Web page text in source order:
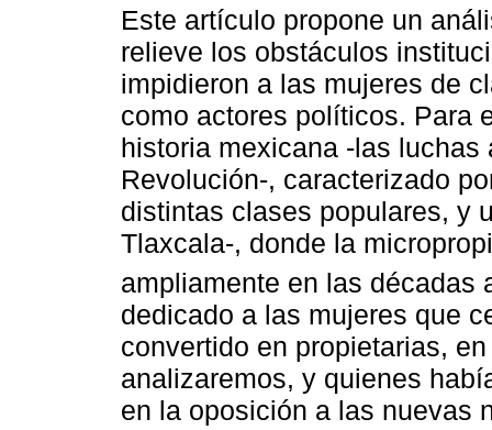
Este artículo propone un
relieve los obstáculos
impidieron a las mujeres de
como actores políticos. Para
historia mexicana -las
Revolución-, caracterizado
distintas clases populares, y
Tlaxcala-, donde la
ampliamente en las décadas
dedicado a las mujeres que
convertido en propietarias,
analizaremos, y quienes
en la oposición a las nuevas